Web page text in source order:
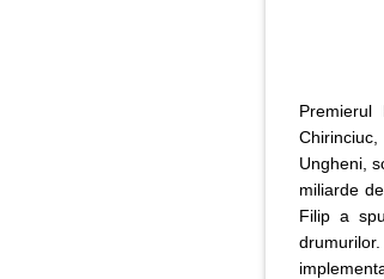
Ungheni,
miliarde
Filip a